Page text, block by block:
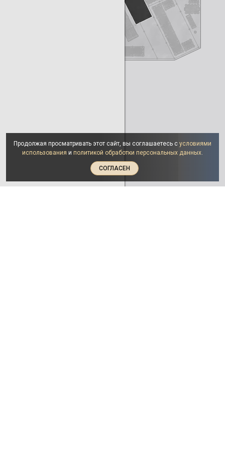
Продолжая просматривать этот сайт, вы соглашаетесь с условиями
использования и политикой обработки персональных данных.
СОГЛАСЕН